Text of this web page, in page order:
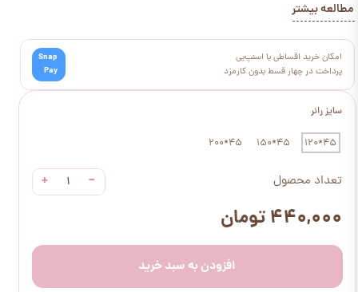
سایز رانر
45*120
45*150
45*200
تعداد محصول −
+
۴۴۰,۰۰۰ تومان
افزودن به سبد خرید
مطالعه بیشتر
امکان خرید اقساطی با اسنپ‌پی
پرداخت در چهار قسط بدون کارمزد
Snap
Pay